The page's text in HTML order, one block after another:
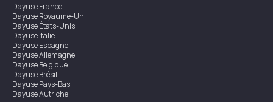
DayuseFrance
DayuseRoyaume-Uni
DayuseÉtats-Unis
DayuseItalie
DayuseEspagne
DayuseAllemagne
DayuseBelgique
DayuseBrésil
DayusePays-Bas
DayuseAutriche